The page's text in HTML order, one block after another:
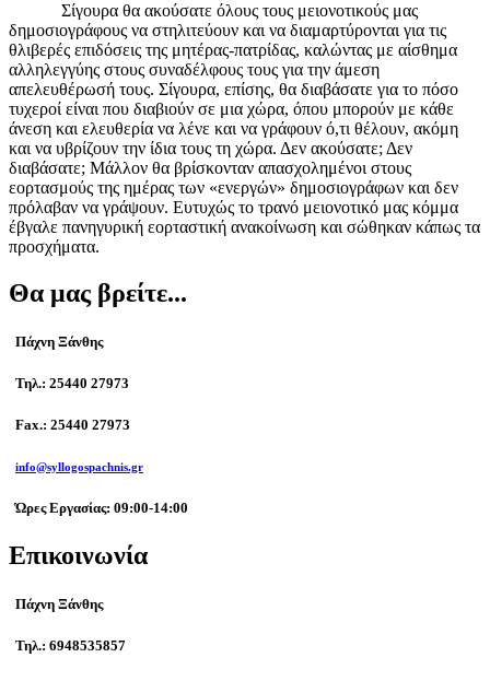
Σίγουρα θα ακούσατε όλους τους μειονοτικούς μας
δημοσιογράφους να στηλιτεύουν και να διαμαρτύρονται για τις
θλιβερές επιδόσεις της μητέρας-πατρίδας, καλώντας με αίσθημα
αλληλεγγύης στους συναδέλφους τους για την άμεση
απελευθέρωσή τους. Σίγουρα, επίσης, θα διαβάσατε για το πόσο
τυχεροί είναι που διαβιούν σε μια χώρα, όπου μπορούν με κάθε
άνεση και ελευθερία να λένε και να γράφουν ό,τι θέλουν, ακόμη
και να υβρίζουν την ίδια τους τη χώρα. Δεν ακούσατε; Δεν
διαβάσατε; Μάλλον θα βρίσκονταν απασχολημένοι στους
εορτασμούς της ημέρας των «ενεργών» δημοσιογράφων και δεν
πρόλαβαν να γράψουν. Ευτυχώς το τρανό μειονοτικό μας κόμμα
έβγαλε πανηγυρική εορταστική ανακοίνωση και σώθηκαν κάπως τα
προσχήματα.
Θα μας βρείτε...
Πάχνη Ξάνθης
Τηλ.: 25440 27973
Fax.: 25440 27973
info@syllogospachnis.gr
Ώρες Εργασίας: 09:00-14:00
Επικοινωνία
Πάχνη Ξάνθης
Τηλ.: 6948535857